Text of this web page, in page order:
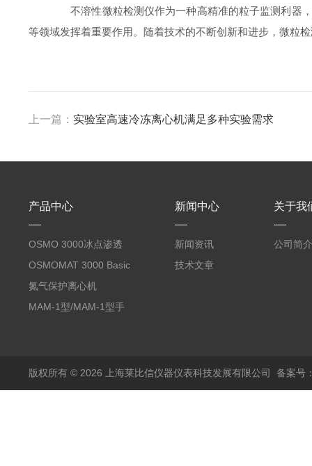
不溶性微粒检测仪作为一种高精准的粒子监测利器，
等领域发挥着重要作用。随着技术的不断创新和进步，微粒
上一篇： 实验室高速冷冻离心机满足多种实验需求
产品中心
OSMO 3000冰点渗透
压仪
OSMOMAT 3000 Basic
冰点渗透压仪
氮气保护离心机
MAM-1型/MAM-1型手
新闻中心
新闻资讯
技术文章
关于我
公司简介
版权所有 © 2026 上海莱比信仪器仪表科技发展有限公司 备案号